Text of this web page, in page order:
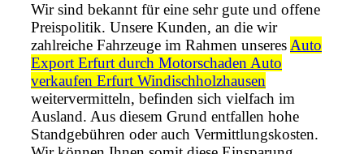
Wir sind bekannt für eine sehr gute und offene
Preispolitik. Unsere Kunden, an die wir
zahlreiche Fahrzeuge im Rahmen unseres Auto
Export Erfurt durch Motorschaden Auto
verkaufen Erfurt Windischholzhausen
weitervermitteln, befinden sich vielfach im
Ausland. Aus diesem Grund entfallen hohe
Standgebühren oder auch Vermittlungskosten.